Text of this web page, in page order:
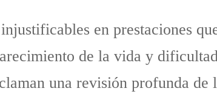
en prestaciones
de la vida y
una revisión profunda de